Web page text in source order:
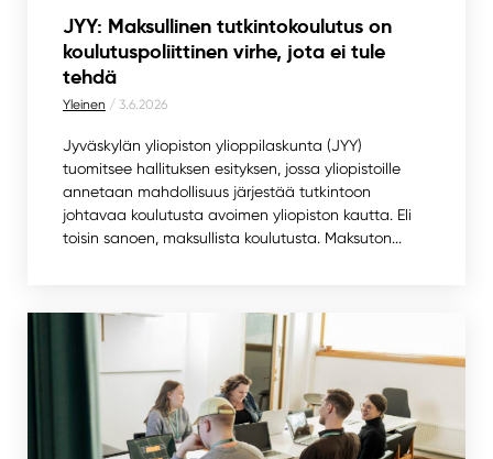
JYY: Maksullinen tutkintokoulutus on
koulutuspoliittinen virhe, jota ei tule
tehdä
Yleinen / 3.6.2026
Jyväskylän yliopiston ylioppilaskunta (JYY)
tuomitsee hallituksen esityksen, jossa yliopistoille
annetaan mahdollisuus järjestää tutkintoon
johtavaa koulutusta avoimen yliopiston kautta. Eli
toisin sanoen, maksullista koulutusta. Maksuton...